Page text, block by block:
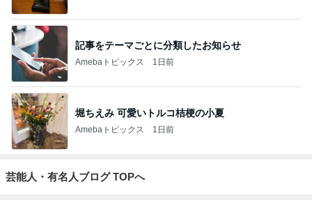
記事をテーマごとに分類したお知らせ
Amebaトピックス 1日前
堀ちえみ 可愛いトルコ桔梗の小夏
Amebaトピックス 1日前
芸能人・有名人ブログ TOPへ